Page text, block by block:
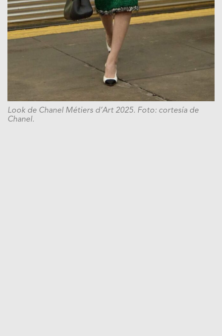
Look de Chanel Métiers d’Art 2025. Foto: cortesía de
Chanel.